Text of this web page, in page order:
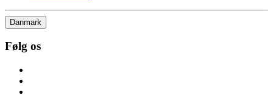
Danmark
Følg os